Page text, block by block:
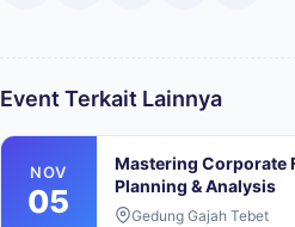
Event Terkait Lainnya
NOV
05
Mastering Corporate
Planning & Analysis
Gedung Gajah Tebet